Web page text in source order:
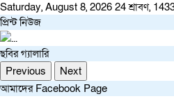
Saturday, August 8, 2026 24 শ্রাবণ, 1433
প্রিন্ট নিউজ
ছবির গ্যালারি
Previous
Next
আমাদের Facebook Page